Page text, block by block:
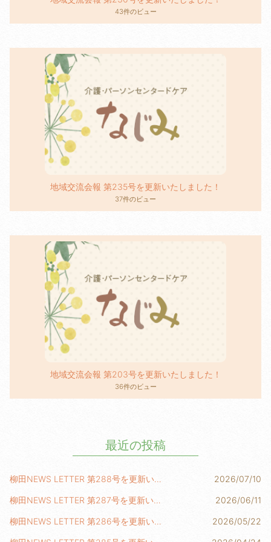
43件のビュー
地域交流会報 第235号を更新いたしました！
37件のビュー
地域交流会報 第203号を更新いたしました！
36件のビュー
最近の投稿
柳田NEWS LETTER 第288号を更新いたしました！ 2026/07/10
柳田NEWS LETTER 第287号を更新いたしました！ 2026/06/11
柳田NEWS LETTER 第286号を更新いたしました！ 2026/05/22